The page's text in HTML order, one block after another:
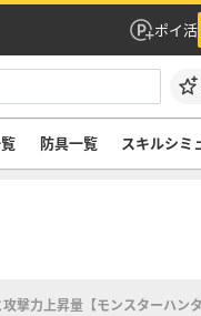
ポイ活
防具一覧 スキルシミ
撃力上昇量【モンスターハンタ